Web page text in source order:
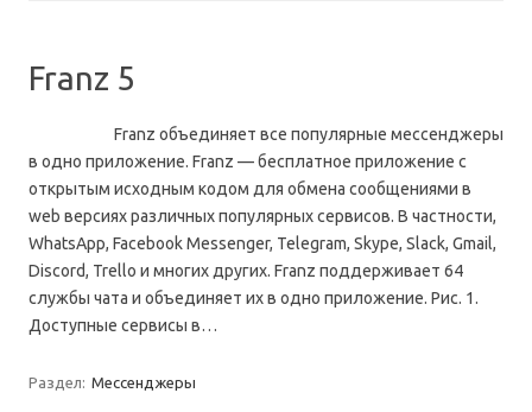
Franz 5
Franz объединяет все популярные мессенджеры
в одно приложение. Franz — бесплатное приложение с
открытым исходным кодом для обмена сообщениями в
web версиях различных популярных сервисов. В частности,
WhatsApp, Facebook Messenger, Telegram, Skype, Slack, Gmail,
Discord, Trello и многих других. Franz поддерживает 64
службы чата и объединяет их в одно приложение. Рис. 1.
Доступные сервисы в…
Раздел: Мессенджеры